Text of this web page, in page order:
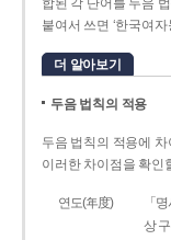
합된 각 단어를 두음
붙여서 쓰면 ‘한국여
더 알아보기
두음 법칙의 적용
두음 법칙의 적용에 차
이러한 차이점을 확인
연도(年度)
「
상